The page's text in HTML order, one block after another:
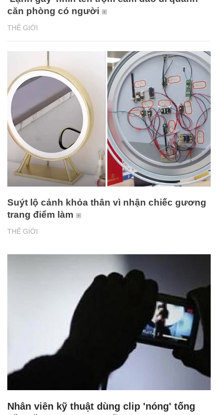
THẾ GIỚI
căn phòng có người
THẾ GIỚI
Suýt lộ cảnh khỏa thân vì nhận chiếc gương
trang điểm làm
Nhân viên kỹ thuật dùng clip 'nóng' tống